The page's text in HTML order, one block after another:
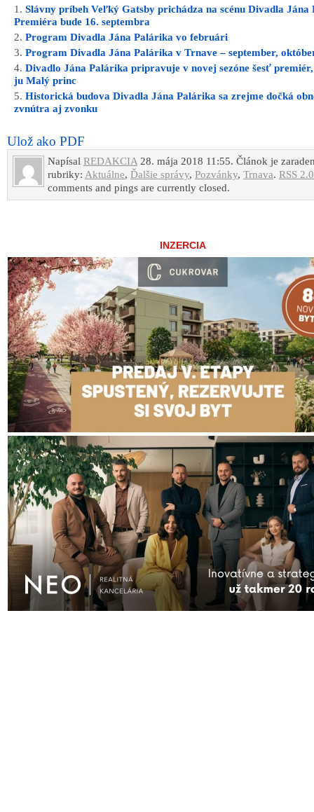
Slávny príbeh Veľký Gatsby prichádza na scénu Divadla Jána
Premiéra bude 16. septembra
Program Divadla Jána Palárika vo februári
Program Divadla Jána Palárika v Trnave – september,
Divadlo Jána Palárika pripravuje v novej sezóne šesť
ju Malý princ
Historická budova Divadla Jána Palárika sa zrejme dočká
zvnútra aj zvonku
Ulož ako PDF
Napísal REDAKCIA28. mája 2018 11:55. Článok je
rubriky: Aktuálne, Ďalšie správy, Pozvánky, Trnava. RSS 2.0
comments and pings are currently closed.
INZERCIA